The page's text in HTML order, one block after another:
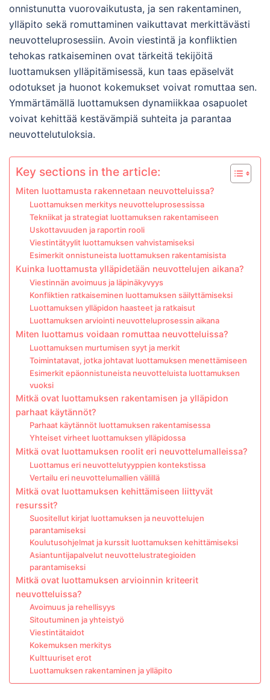
onnistunutta vuorovaikutusta, ja sen rakentaminen,
ylläpito sekä romuttaminen vaikuttavat merkittävästi
neuvotteluprosessiin. Avoin viestintä ja konfliktien
tehokas ratkaiseminen ovat tärkeitä tekijöitä
luottamuksen ylläpitämisessä, kun taas epäselvät
odotukset ja huonot kokemukset voivat romuttaa sen.
Ymmärtämällä luottamuksen dynamiikkaa osapuolet
voivat kehittää kestävämpiä suhteita ja parantaa
neuvottelutuloksia.
Key sections in the article:
Miten luottamusta rakennetaan neuvotteluissa?
Luottamuksen merkitys neuvotteluprosessissa
Tekniikat ja strategiat luottamuksen rakentamiseen
Uskottavuuden ja raportin rooli
Viestintätyylit luottamuksen vahvistamiseksi
Esimerkit onnistuneista luottamuksen rakentamisista
Kuinka luottamusta ylläpidetään neuvottelujen aikana?
Viestinnän avoimuus ja läpinäkyvyys
Konfliktien ratkaiseminen luottamuksen säilyttämiseksi
Luottamuksen ylläpidon haasteet ja ratkaisut
Luottamuksen arviointi neuvotteluprosessin aikana
Miten luottamus voidaan romuttaa neuvotteluissa?
Luottamuksen murtumisen syyt ja merkit
Toimintatavat, jotka johtavat luottamuksen menettämiseen
Esimerkit epäonnistuneista neuvotteluista luottamuksen
vuoksi
Mitkä ovat luottamuksen rakentamisen ja ylläpidon
parhaat käytännöt?
Parhaat käytännöt luottamuksen rakentamisessa
Yhteiset virheet luottamuksen ylläpidossa
Mitkä ovat luottamuksen roolit eri neuvottelumalleissa?
Luottamus eri neuvottelutyyppien kontekstissa
Vertailu eri neuvottelumallien välillä
Mitkä ovat luottamuksen kehittämiseen liittyvät
resurssit?
Suositellut kirjat luottamuksen ja neuvottelujen
parantamiseksi
Koulutusohjelmat ja kurssit luottamuksen kehittämiseksi
Asiantuntijapalvelut neuvottelustrategioiden
parantamiseksi
Mitkä ovat luottamuksen arvioinnin kriteerit
neuvotteluissa?
Avoimuus ja rehellisyys
Sitoutuminen ja yhteistyö
Viestintätaidot
Kokemuksen merkitys
Kulttuuriset erot
Luottamuksen rakentaminen ja ylläpito